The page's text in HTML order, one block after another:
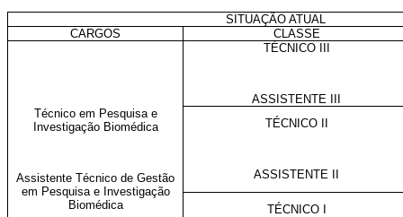
SITUAÇÃO ATUAL
CARGOS
CLASSE
Técnico em Pesquisa e
Investigação Biomédica
Assistente Técnico de Gestão
em Pesquisa e Investigação
Biomédica
TÉCNICO III
ASSISTENTE III
TÉCNICO II
ASSISTENTE II
TÉCNICO I